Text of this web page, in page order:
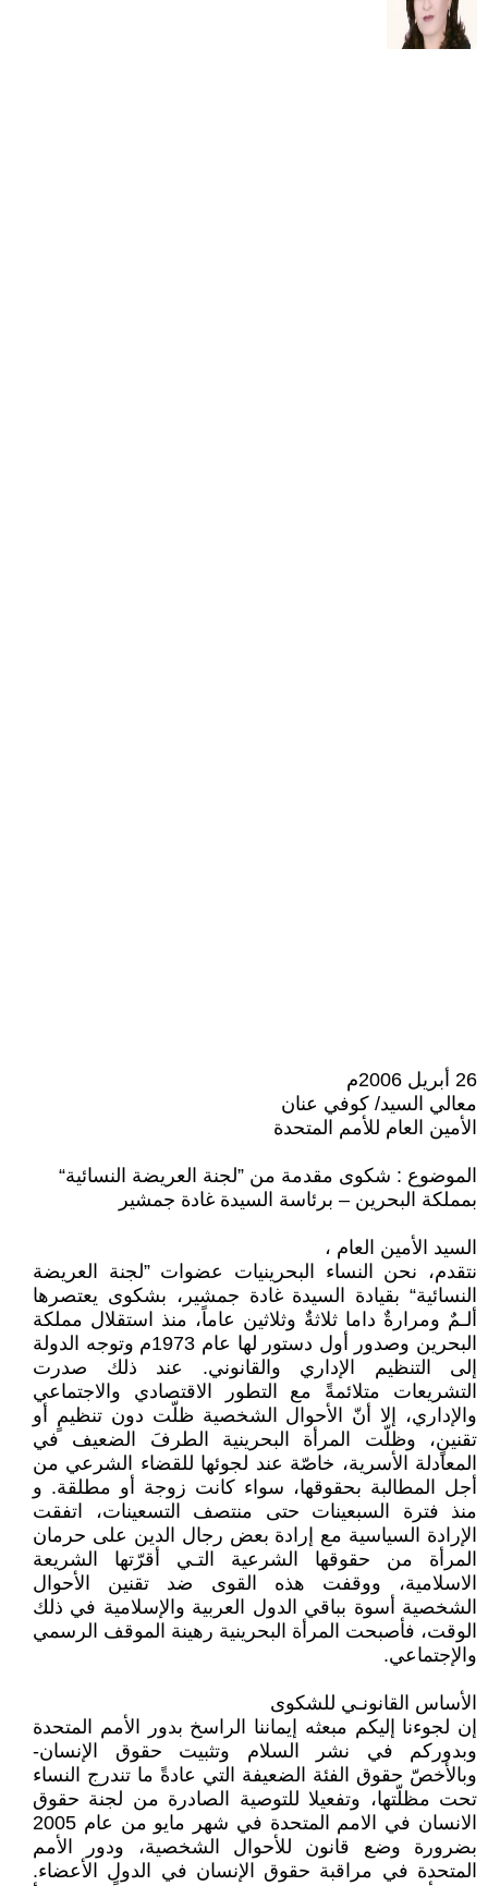
26 أبريل 2006م
معالي السيد/ كوفي عنان
الأمين العام للأمم المتحدة
الموضوع : شكوى مقدمة من ”لجنة العريضة النسائية“
بمملكة البحرين – برئاسة السيدة غادة جمشير
السيد الأمين العام ،
نتقدم، نحن النساء البحرينيات عضوات ”لجنة العريضة
النسائية“ بقيادة السيدة غادة جمشير، بشكوى يعتصرها
ألـمٌ ومرارةٌ داما ثلاثةٌ وثلاثين عاماً، منذ استقلال مملكة
البحرين وصدور أول دستور لها عام 1973م وتوجه الدولة
إلى التنظيم الإداري والقانوني. عند ذلك صدرت
التشريعات متلائمةً مع التطور الاقتصادي والاجتماعي
والإداري، إلا أنّ الأحوال الشخصية ظلّت دون تنظيمٍ أو
تقنينٍ، وظلّت المرأة البحرينية الطرفَ الضعيف في
المعادلة الأسرية، خاصّة عند لجوئها للقضاء الشرعي من
أجل المطالبة بحقوقها، سواء كانت زوجة أو مطلقة. و
منذ فترة السبعينات حتى منتصف التسعينات، اتفقت
الإرادة السياسية مع إرادة بعض رجال الدين على حرمان
المرأة من حقوقها الشرعية التـي أقرّتها الشريعة
الاسلامية، ووقفت هذه القوى ضد تقنين الأحوال
الشخصية أسوة بباقي الدول العربية والإسلامية في ذلك
الوقت، فأصبحت المرأة البحرينية رهينة الموقف الرسمي
والإجتماعي.
الأساس القانونـي للشكوى
إن لجوءنا إليكم مبعثه إيماننا الراسخ بدور الأمم المتحدة
وبدوركم في نشر السلام وتثبيت حقوق الإنسان-
وبالأخصّ حقوق الفئة الضعيفة التي عادةً ما تندرج النساء
تحت مظلّتها، وتفعيلا للتوصية الصادرة من لجنة حقوق
الانسان في الامم المتحدة في شهر مايو من عام 2005
بضرورة وضع قانون للأحوال الشخصية، ودور الأمم
المتحدة في مراقبة حقوق الإنسان في الدول الأعضاء.